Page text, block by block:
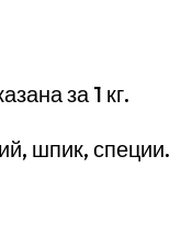
за 1 кг.
шпик, специи.